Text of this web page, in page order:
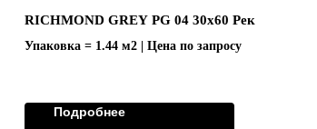
RICHMOND GREY PG 04 30x60 Рек
Упаковка = 1.44 м2 | Цена по запросу
Подробнее